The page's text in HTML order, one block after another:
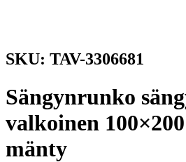
SKU: TAV-3306681
Sängynrunko
valkoinen
mänty